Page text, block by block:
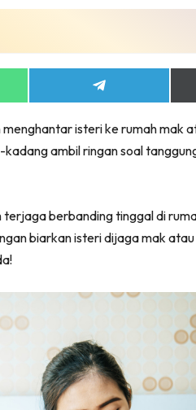
Share
on
isteri ke rumah mak
ambil ringan soal
berbanding tinggal di
biarkan isteri dijaga mak